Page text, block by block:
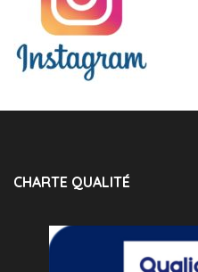
CHARTE QUALITÉ